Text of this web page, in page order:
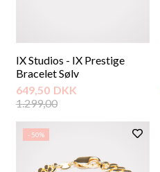
IX Studios - IX Prestige
Bracelet Sølv
649,50 DKK
1.299,00
- 50%